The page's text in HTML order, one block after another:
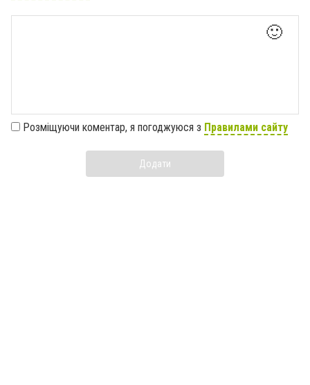
🙂
Розміщуючи коментар, я погоджуюся з Правилами сайту
Додати